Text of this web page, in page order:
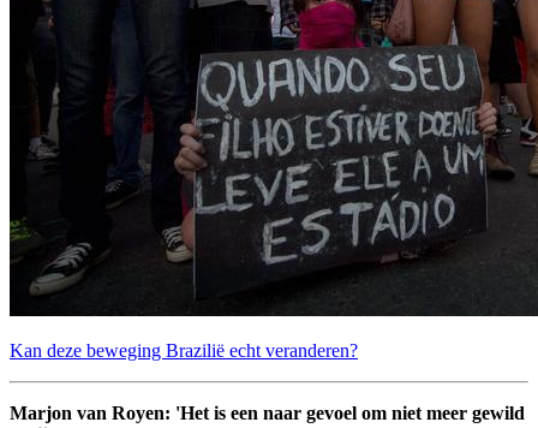
Kan deze beweging Brazilië echt veranderen?
Marjon van Royen: 'Het is een naar gevoel om niet meer gewild